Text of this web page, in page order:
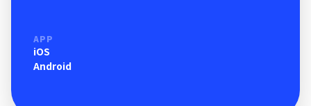
APP
iOS
Android